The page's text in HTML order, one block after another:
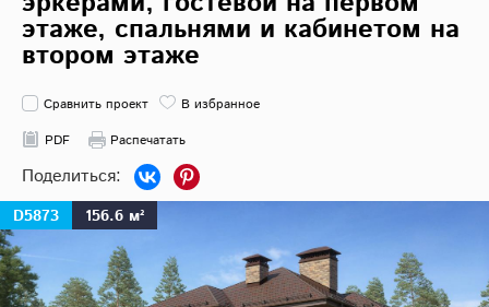
этаже, спальнями и кабинетом на
втором этаже
Сравнить проект
В избранное
PDF
Распечатать
D5873 156.6 м²